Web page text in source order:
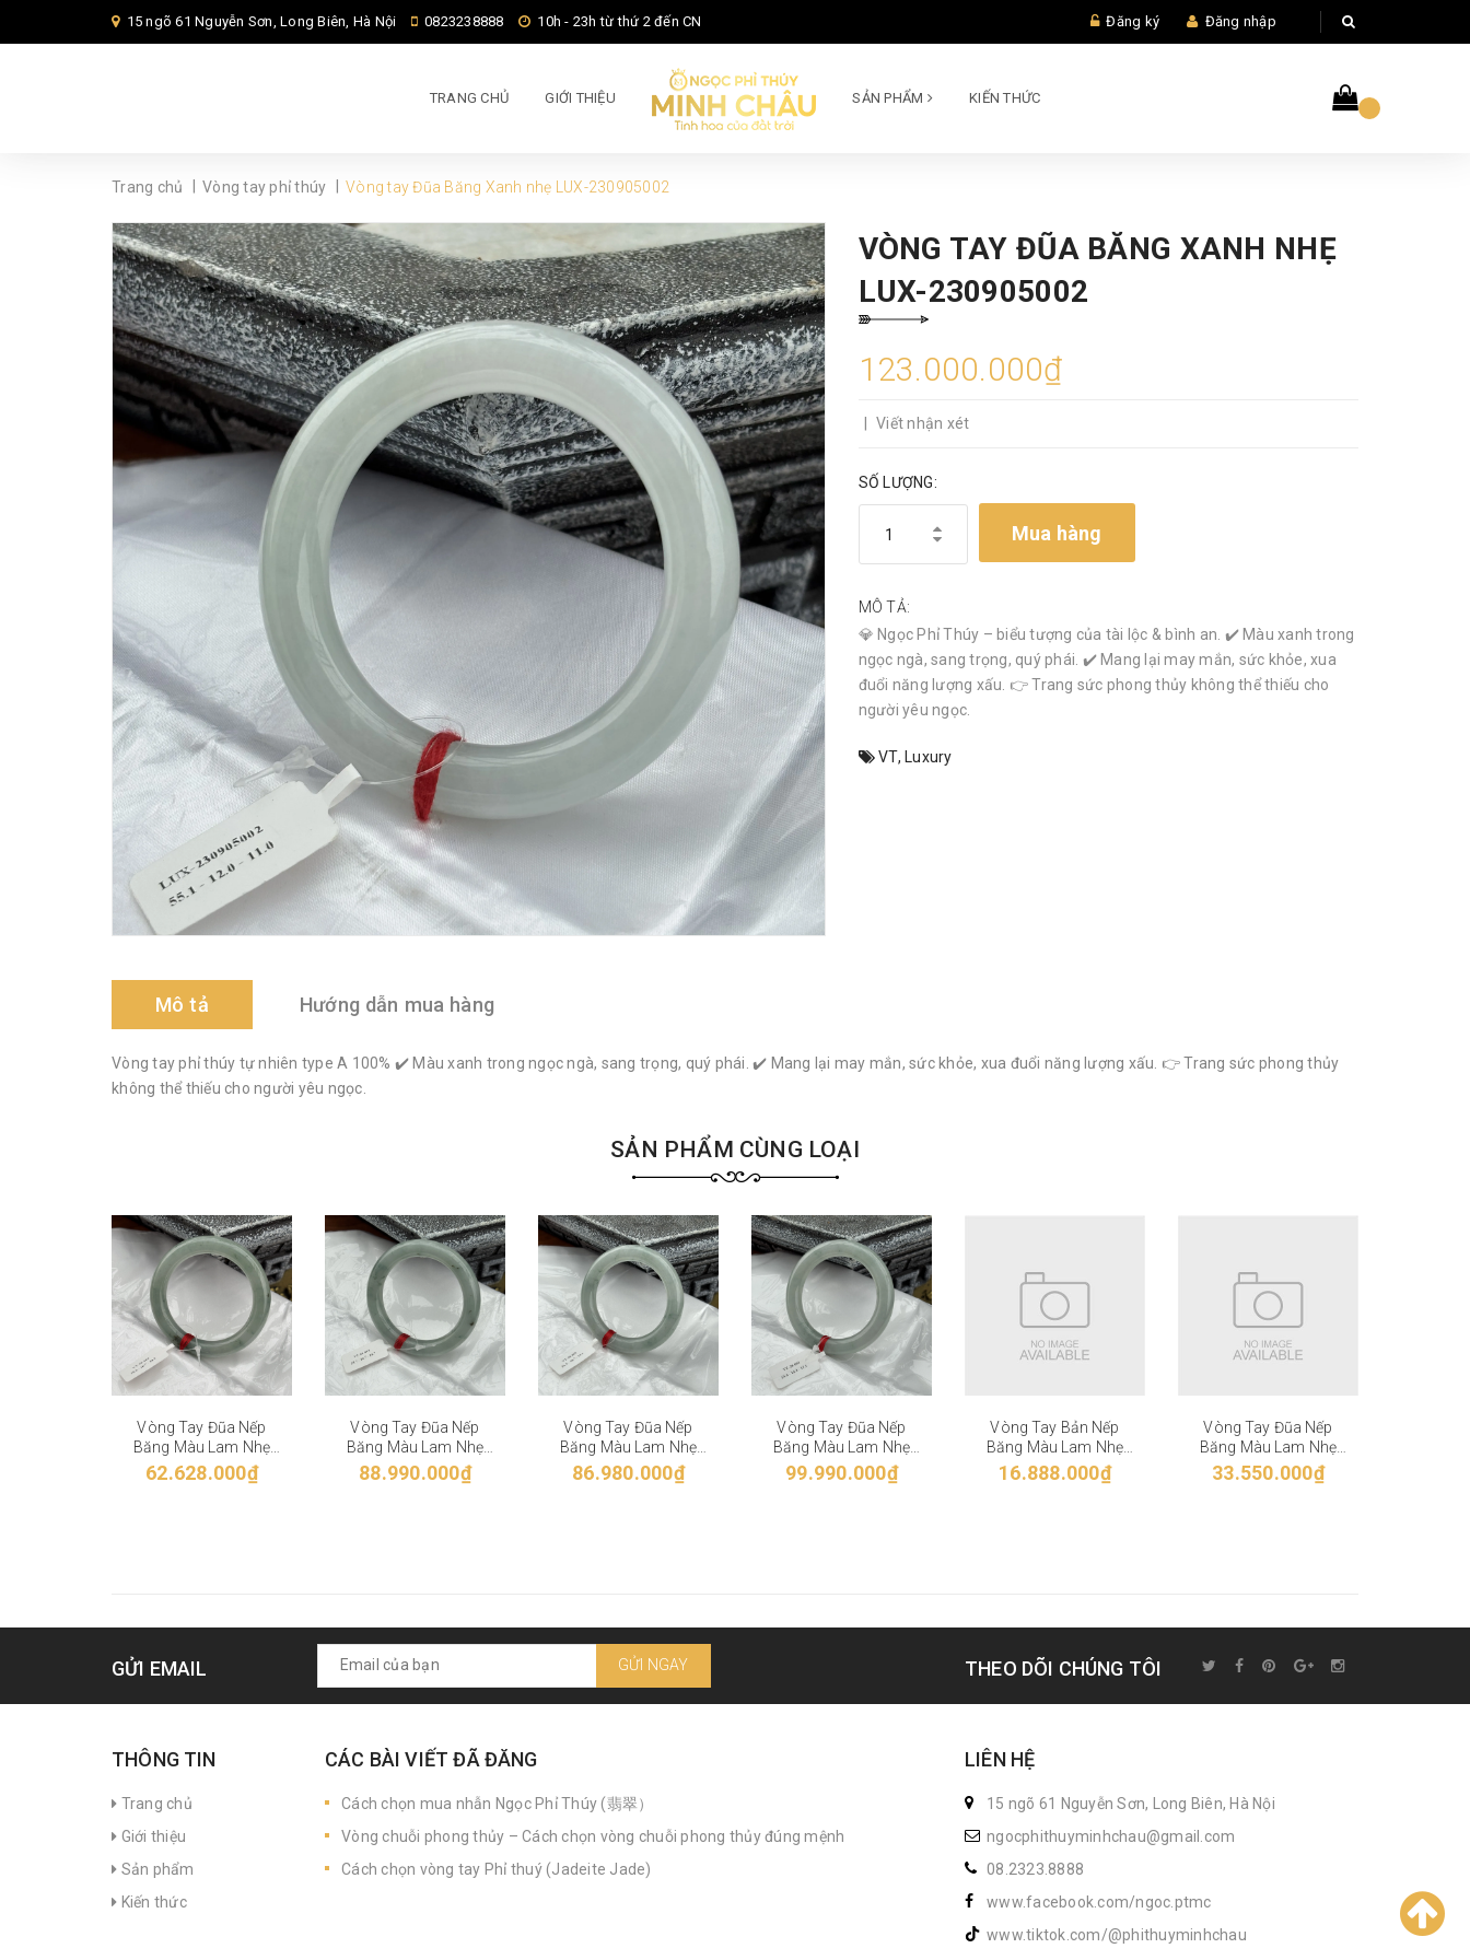
15 ngõ 61 Nguyễn Sơn, Long Biên, Hà Nội 0823238888 10h - 23h từ thứ 2 đến CN Đăng ký Đăng nhập
TRANG CHỦ GIỚI THIỆU SẢN PHẨM KIẾN THỨC
Trang chủ Vòng tay phỉ thúy Vòng tay Đũa Băng Xanh nhẹ LUX-230905002
VÒNG TAY ĐŨA BĂNG XANH NHẸ
LUX-230905002
123.000.000₫
Viết nhận xét
SỐ LƯỢNG:
Mua hàng
MÔ TẢ:
💎 Ngọc Phỉ Thúy – biểu tượng của tài lộc & bình an. ✔️ Màu xanh trong
ngọc ngà, sang trọng, quý phái. ✔️ Mang lại may mắn, sức khỏe, xua
đuổi năng lượng xấu. 👉 Trang sức phong thủy không thể thiếu cho
người yêu ngọc.
VT, Luxury
Mô tả Hướng dẫn mua hàng
Vòng tay phỉ thúy tự nhiên type A 100% ✔️ Màu xanh trong ngọc ngà, sang trọng, quý phái. ✔️ Mang lại may mắn, sức khỏe, xua đuổi năng lượng xấu. 👉 Trang sức phong thủy
không thể thiếu cho người yêu ngọc.
SẢN PHẨM CÙNG LOẠI
Vòng Tay Đũa Nếp
Băng Màu Lam Nhẹ
VT-28-004
62.628.000₫
Vòng Tay Đũa Nếp
Băng Màu Lam Nhẹ
VT-28-003
88.990.000₫
Vòng Tay Đũa Nếp
Băng Màu Lam Nhẹ
VT-28-002
86.980.000₫
Vòng Tay Đũa Nếp
Băng Màu Lam Nhẹ
VT-28-001
99.990.000₫
Vòng Tay Bản Nếp
Băng Màu Lam Nhẹ
VT-27-006
16.888.000₫
Vòng Tay Đũa Nếp
Băng Màu Lam Nhẹ
VT-27-005
33.550.000₫
GỬI EMAIL GỬI NGAY THEO DÕI CHÚNG TÔI
THÔNG TIN
Trang chủ
Giới thiệu
Sản phẩm
Kiến thức
CÁC BÀI VIẾT ĐÃ ĐĂNG
Cách chọn mua nhẫn Ngọc Phỉ Thúy (翡翠）
Vòng chuỗi phong thủy – Cách chọn vòng chuỗi phong thủy đúng mệnh
Cách chọn vòng tay Phỉ thuý (Jadeite Jade)
LIÊN HỆ
15 ngõ 61 Nguyễn Sơn, Long Biên, Hà Nội
ngocphithuyminhchau@gmail.com
08.2323.8888
www.facebook.com/ngoc.ptmc
www.tiktok.com/@phithuyminhchau